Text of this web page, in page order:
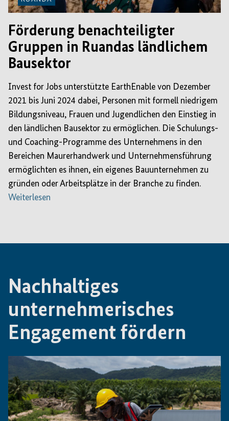
Förderung benachteiligter
Gruppen in Ruandas ländlichem
Bausektor
Invest for Jobs unterstützte EarthEnable von Dezember
2021 bis Juni 2024 dabei, Personen mit formell niedrigem
Bildungsniveau, Frauen und Jugendlichen den Einstieg in
den ländlichen Bausektor zu ermöglichen. Die Schulungs-
und Coaching-Programme des Unternehmens in den
Bereichen Maurerhandwerk und Unternehmensführung
ermöglichten es ihnen, ein eigenes Bauunternehmen zu
gründen oder Arbeitsplätze in der Branche zu finden.
Weiterlesen
Nachhaltiges
unternehmerisches
Engagement fördern